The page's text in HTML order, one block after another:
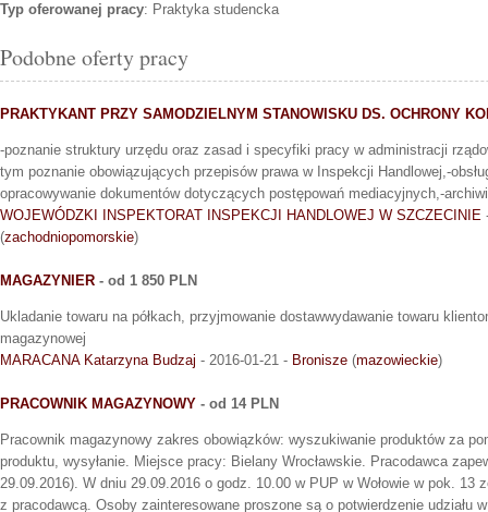
Typ oferowanej pracy: Praktyka studencka
Podobne oferty pracy
PRAKTYKANT PRZY SAMODZIELNYM STANOWISKU DS. OCHRONY
-poznanie struktury urzędu oraz zasad i specyfiki pracy w administracji
tym poznanie obowiązujących przepisów prawa w Inspekcji Handlowej,-
opracowywanie dokumentów dotyczących postępowań mediacyjnych,-
WOJEWÓDZKI INSPEKTORAT INSPEKCJI HANDLOWEJ W SZCZECINIE
(zachodniopomorskie)
MAGAZYNIER - od 1 850 PLN
Ukladanie towaru na półkach, przyjmowanie dostawwydawanie towaru
magazynowej
MARACANA Katarzyna Budzaj - 2016-01-21 - Bronisze (mazowieckie)
PRACOWNIK MAGAZYNOWY - od 14 PLN
Pracownik magazynowy zakres obowiązków: wyszukiwanie produktów za
produktu, wysyłanie. Miejsce pracy: Bielany Wrocławskie. Pracodawca
29.09.2016). W dniu 29.09.2016 o godz. 10.00 w PUP w Wołowie w pok. 13
z pracodawcą. Osoby zainteresowane proszone są o potwierdzenie udziału